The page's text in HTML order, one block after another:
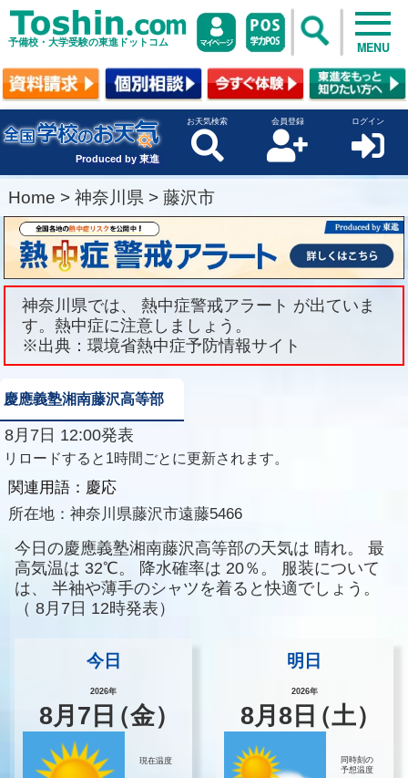
予備校・大学受験の東進ドットコム MENU
Produced by 東進
お天気検索 会員登録 ログイン
Home > 神奈川県 > 藤沢市
神奈川県では、 熱中症警戒アラート が出ていま
す。熱中症に注意しましょう。
※出典：環境省熱中症予防情報サイト
慶應義塾湘南藤沢高等部
8月7日 12:00発表
リロードすると1時間ごとに更新されます。
関連用語：慶応
所在地： 神奈川県藤沢市遠藤5466
今日の慶應義塾湘南藤沢高等部の天気は 晴れ。
最
高気温は 32℃。 降水確率は 20％。
服装について
は、
半袖や薄手のシャツを着ると快適でしょう。
（ 8月7日 12時発表）
今日
2026年
8月 7 日（金）
現在温度
明日
2026年
8月8 日（土）
同時刻の
予想温度